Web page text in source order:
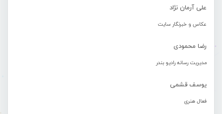
علی آرمان نژاد
عکاس و خبرنگار سایت
رضا محمودی
مدیریت رسانه رادیو بندر
یوسف قشمی
فعال هنری